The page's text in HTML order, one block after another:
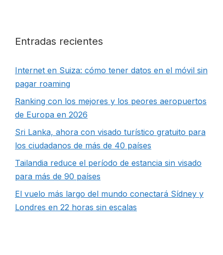
Entradas recientes
Internet en Suiza: cómo tener datos en el móvil sin
pagar roaming
Ranking con los mejores y los peores aeropuertos
de Europa en 2026
Sri Lanka, ahora con visado turístico gratuito para
los ciudadanos de más de 40 países
Tailandia reduce el período de estancia sin visado
para más de 90 países
El vuelo más largo del mundo conectará Sídney y
Londres en 22 horas sin escalas